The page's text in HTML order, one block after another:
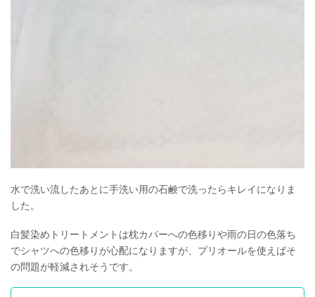
水で洗い流したあとに手洗い用の石鹸で洗ったらキレイになりま
した。
白髪染めトリートメントは枕カバーへの色移りや雨の日の色落ち
でシャツへの色移りが心配になりますが、プリオールを使えばそ
の問題が軽減されそうです。